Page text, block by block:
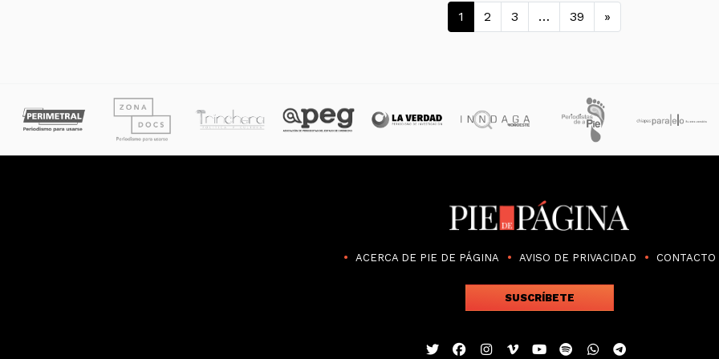
Navegación de
1 2 3 … 39 »
ACERCA DE PIE DE PÁGINA AVISO DE PRIVACIDAD CONTACTO
SUSCRÍBETE